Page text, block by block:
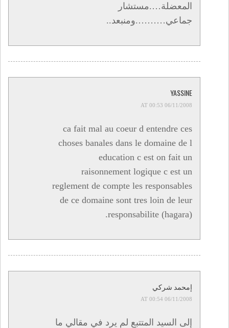
المعضلة….مستشار
جماعي……….ومنبعد..
YASSINE
06/11/2008 AT 00:53
ca fait mal au coeur d entendre ces
choses banales dans le domaine de l
education c est on fait un
raisonnement logique c est un
reglement de compte les responsables
de ce domaine sont tres loin de leur
responsabilite (hagara).
إمحمد شركي
06/11/2008 AT 00:54
إلى السيد المتتبع لم يرد في مقالي ما